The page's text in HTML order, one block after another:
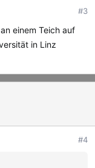
#3
einem Teich auf
in Linz
#4